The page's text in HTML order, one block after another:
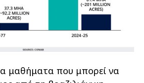
μαθήματα που μπορεί να